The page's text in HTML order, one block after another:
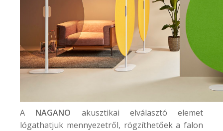
A NAGANO akusztikai elválasztó elemet
lógathatjuk mennyezetről, rögzíthetőek a falon